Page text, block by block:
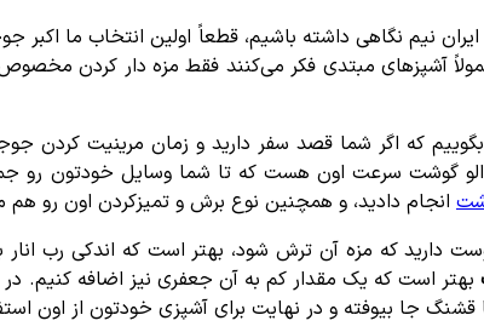
نیم نگاهی داشته باشیم، قطعاً اولین انتخاب ما اکبر
آشپزهای مبتدی فکر می‌کنند فقط مزه دار کردن
که اگر شما قصد سفر دارید و زمان مرینیت کردن
الو گوشت سرعت اون هست که تا شما وسایل خودتون رو
انجام دادید، و همچنین نوع برش و تمیزکردن اون رو
دارید که مزه آن ترش شود، بهتر است که اندکی رب انار
بهتر است که یک مقدار کم به آن جعفری نیز اضافه کنیم.